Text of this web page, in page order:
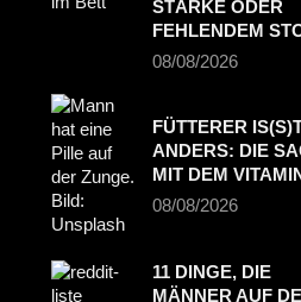
STÄRKE ODER
FEHLENDEM
08/08/2026
FÜTTERER
ANDERS: DIE
MIT DEM
08/08/2026
11 DINGE, DIE
MÄNNER AUF